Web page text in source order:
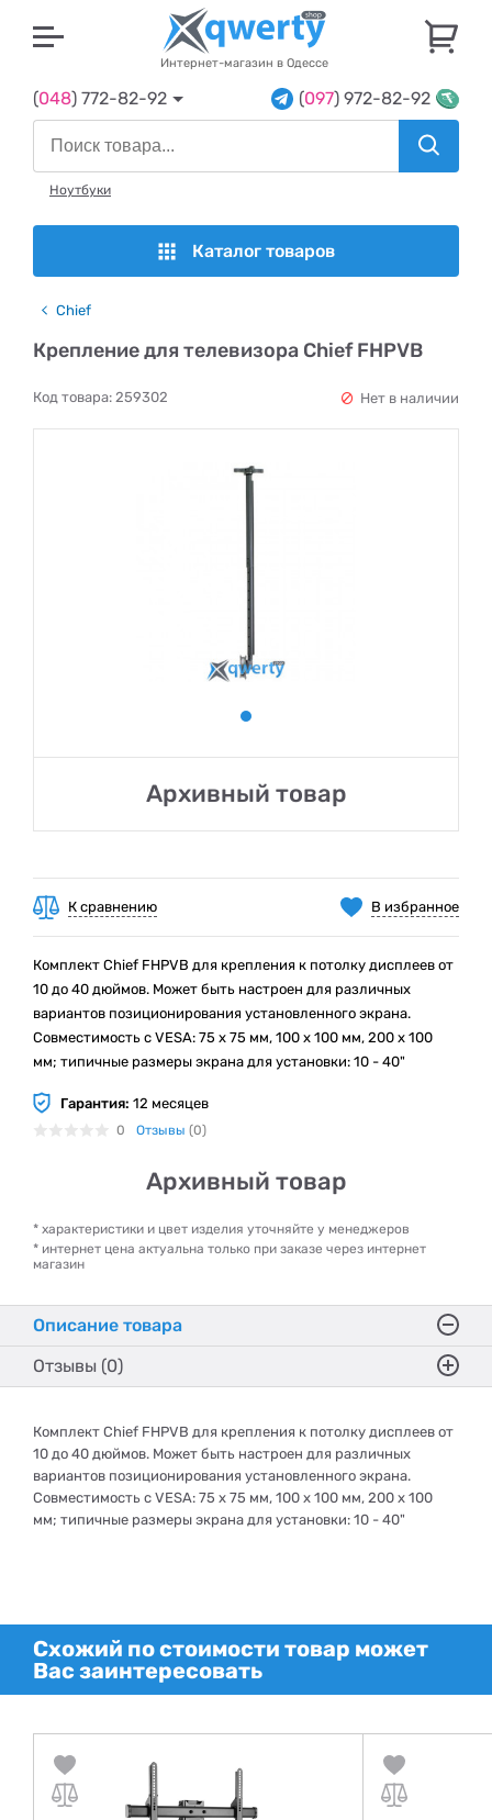
Интернет-магазин в Одессе
(048) 772-82-92 (097) 972-82-92
Ноутбуки
Каталог товаров
Chief
Крепление для телевизора Chief FHPVB
Код товара: 259302 Нет в наличии
Архивный товар
В избранное
К сравнению
Комплект Chief FHPVB для крепления к потолку дисплеев от
10 до 40 дюймов. Может быть настроен для различных
вариантов позиционирования установленного экрана.
Совместимость с VESA: 75 х 75 мм, 100 х 100 мм, 200 х 100
мм; типичные размеры экрана для установки: 10 - 40"
Гарантия: 12 месяцев
0 Отзывы (0)
Архивный товар
* характеристики и цвет изделия уточняйте у менеджеров
* интернет цена актуальна только при заказе через интернет
магазин
Описание товара
Отзывы (0)
Комплект Chief FHPVB для крепления к потолку дисплеев от
10 до 40 дюймов. Может быть настроен для различных
вариантов позиционирования установленного экрана.
Совместимость с VESA: 75 х 75 мм, 100 х 100 мм, 200 х 100
мм; типичные размеры экрана для установки: 10 - 40"
Схожий по стоимости товар может
Вас заинтересовать